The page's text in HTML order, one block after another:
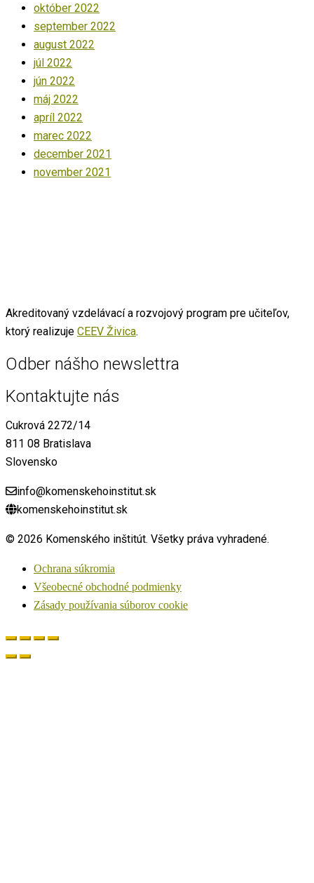
október 2022
september 2022
august 2022
júl 2022
jún 2022
máj 2022
apríl 2022
marec 2022
december 2021
november 2021
Akreditovaný vzdelávací a rozvojový program pre učiteľov,
ktorý realizuje CEEV Živica.
Odber nášho newslettra
Kontaktujte nás
Cukrová 2272/14
811 08 Bratislava
Slovensko
info@komenskehoinstitut.sk
komenskehoinstitut.sk
© 2026 Komenského inštitút. Všetky práva vyhradené.
Ochrana súkromia
Všeobecné obchodné podmienky
Zásady používania súborov cookie